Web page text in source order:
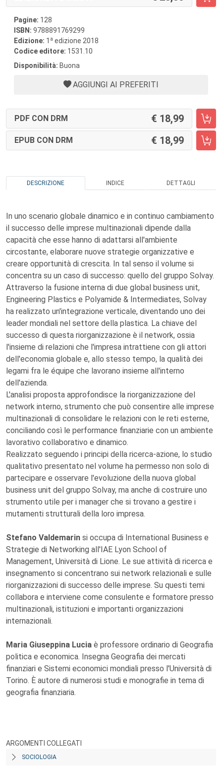
Pagine: 128
ISBN: 9788891769299
Edizione: 1 a edizione 2018
Codice editore: 1531.10
Disponibilità: Buona
AGGIUNGI AI PREFERITI
PDF CON DRM 18,99
EPUB CON DRM 18,99
DESCRIZIONE INDICE DETTAGLI
In uno scenario globale dinamico e in continuo cambiamento
il successo delle imprese multinazionali dipende dalla
capacità che esse hanno di adattarsi all'ambiente
circostante, elaborare nuove strategie organizzative e
creare opportunità di crescita. In tal senso il volume si
concentra su un caso di successo: quello del gruppo Solvay.
Attraverso la fusione interna di due global business unit,
Engineering Plastics e Polyamide & Intermediates, Solvay
ha realizzato un'integrazione verticale, diventando uno dei
leader mondiali nel settore della plastica. La chiave del
successo di questa riorganizzazione è il network, ossia
l'insieme di relazioni che l'impresa intrattiene con gli attori
dell'economia globale e, allo stesso tempo, la qualità dei
legami fra le équipe che lavorano insieme all'interno
dell'azienda.
L'analisi proposta approfondisce la riorganizzazione del
network interno, strumento che può consentire alle imprese
multinazionali di consolidare le relazioni con le reti esterne,
conciliando così le performance finanziarie con un ambiente
lavorativo collaborativo e dinamico.
Realizzato seguendo i principi della ricerca-azione, lo studio
qualitativo presentato nel volume ha permesso non solo di
partecipare e osservare l'evoluzione della nuova global
business unit del gruppo Solvay, ma anche di costruire uno
strumento utile per i manager che si trovano a gestire i
mutamenti strutturali della loro impresa.
Stefano Valdemarin si occupa di International Business e
Strategie di Networking all'IAE Lyon School of
Management, Università di Lione. Le sue attività di ricerca e
insegnamento si concentrano sui network relazionali e sulle
riorganizzazioni di successo delle imprese. Su questi temi
collabora e interviene come consulente e formatore presso
multinazionali, istituzioni e importanti organizzazioni
internazionali.
Maria Giuseppina Lucia è professore ordinario di Geografia
politica e economica. Insegna Geografia dei mercati
finanziari e Sistemi economici mondiali presso l'Università di
Torino. È autore di numerosi studi e monografie in tema di
geografia finanziaria.
ARGOMENTI COLLEGATI
SOCIOLOGIA